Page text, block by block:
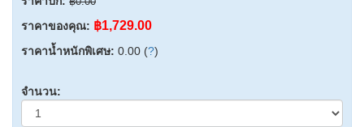
ราคาของคุณ: ฿1,729.00
ราคาน้ำหนักพิเศษ: 0.00 (?)
จำนวน: